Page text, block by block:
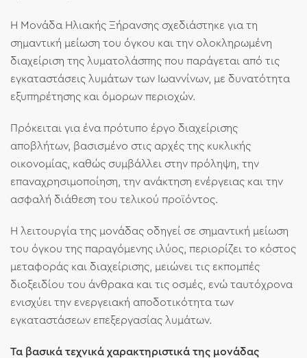
Η Μονάδα Ηλιακής Ξήρανσης σχεδιάστηκε για τη
σημαντική μείωση του όγκου και την ολοκληρωμένη
διαχείριση της λυματολάσπης που παράγεται από τις
εγκαταστάσεις λυμάτων των Ιωαννίνων, με δυνατότητα
εξυπηρέτησης και όμορων περιοχών.
Πρόκειται για ένα πρότυπο έργο διαχείρισης
αποβλήτων, βασισμένο στις αρχές της κυκλικής
οικονομίας, καθώς συμβάλλει στην πρόληψη, την
επαναχρησιμοποίηση, την ανάκτηση ενέργειας και την
ασφαλή διάθεση του τελικού προϊόντος.
Η λειτουργία της μονάδας οδηγεί σε σημαντική μείωση
του όγκου της παραγόμενης ιλύος, περιορίζει το κόστος
μεταφοράς και διαχείρισης, μειώνει τις εκπομπές
διοξειδίου του άνθρακα και τις οσμές, ενώ ταυτόχρονα
ενισχύει την ενεργειακή αποδοτικότητα των
εγκαταστάσεων επεξεργασίας λυμάτων.
Τα βασικά τεχνικά χαρακτηριστικά της μονάδας